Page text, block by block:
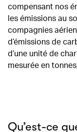
compensant nos
les émissions au
compagnies
d’émissions de
d’une unité de
mesurée en
Qu’est-ce